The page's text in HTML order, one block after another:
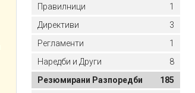
Правилници
1
Директиви
3
Регламенти
1
Наредби и Други
8
Резюмирани Разпоредби
185